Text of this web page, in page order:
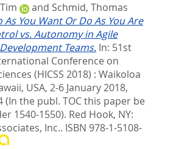
and Schmid, Thomas
As You Want Or Do As You Are
vs. Autonomy in Agile
Teams. In: 51st
Conference on
(HICSS 2018) : Waikoloa
USA, 2-6 January 2018,
(In the publ. TOC this paper be
1540-1550). Red Hook, NY:
Inc.. ISBN 978-1-5108-